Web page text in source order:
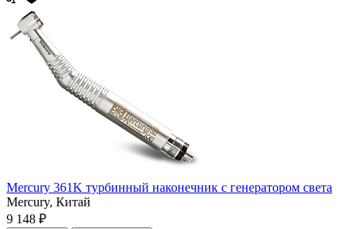
Mercury 361K турбинный наконечник с генератором света
Mercury, Китай
9 148 ₽